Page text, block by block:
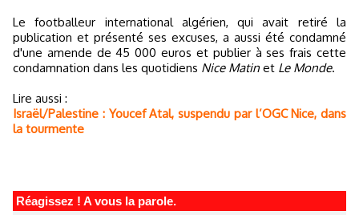
Le footballeur international algérien, qui avait retiré la
publication et présenté ses excuses, a aussi été condamné
d'une amende de 45 000 euros et publier à ses frais cette
condamnation dans les quotidiens Nice Matin et Le Monde.
Lire aussi :
Israël/Palestine : Youcef Atal, suspendu par l’OGC Nice, dans
la tourmente
Réagissez ! A vous la parole.